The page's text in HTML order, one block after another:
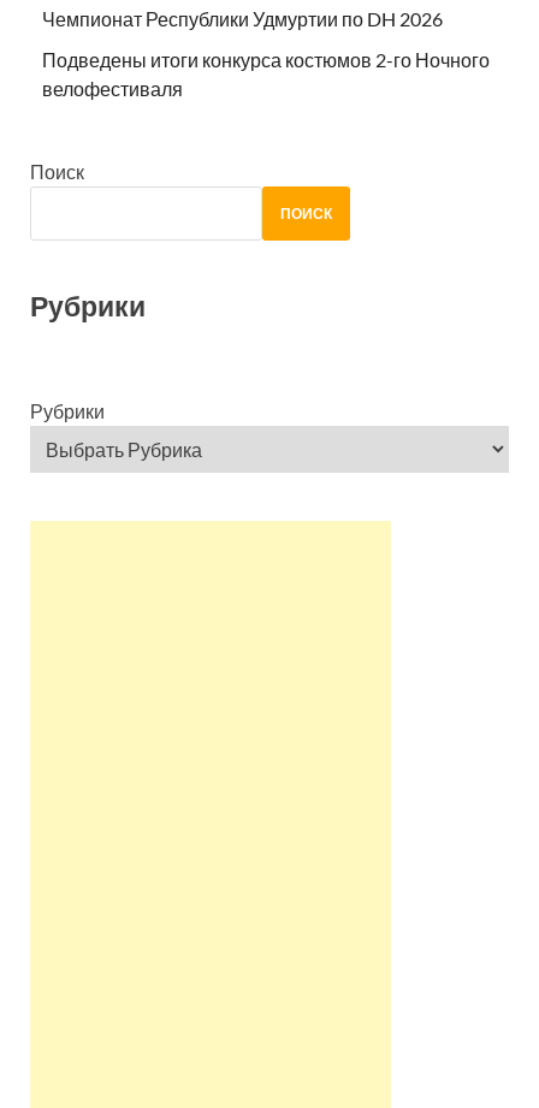
Чемпионат Республики Удмуртии по DH 2026
Подведены итоги конкурса костюмов 2-го Ночного
велофестиваля
Поиск
ПОИСК
Рубрики
Рубрики